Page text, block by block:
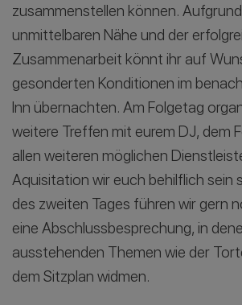
zusammenstellen können.
unmittelbaren Nähe und der
Zusammenarbeit könnt ihr auf
gesonderten Konditionen im
Inn übernachten. Am Folgetag
weitere Treffen mit eurem DJ, dem
allen weiteren möglichen
Aquisitation wir euch behilflich sein
des zweiten Tages führen wir gern
eine Abschlussbesprechung, in
ausstehenden Themen wie der
dem Sitzplan widmen.